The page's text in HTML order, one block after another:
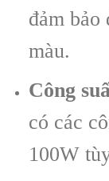
đảm bảo
màu.
Công
có các
100W